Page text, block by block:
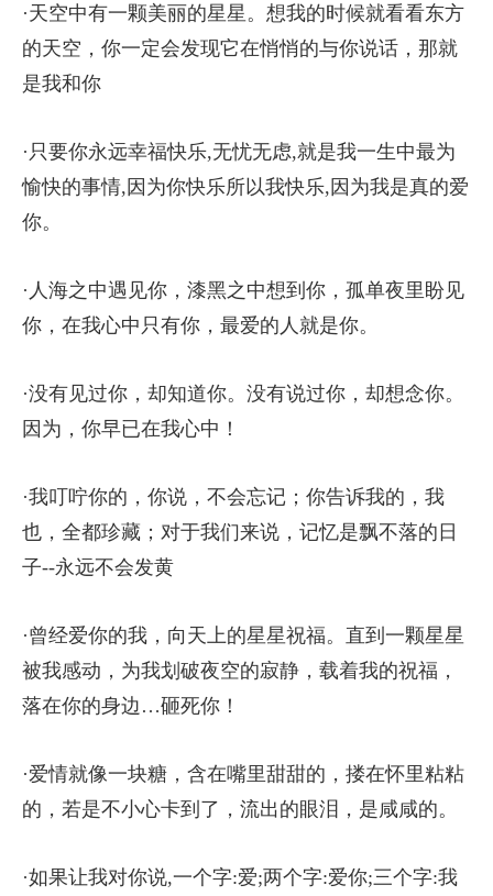
·天空中有一颗美丽的星星。想我的时候就看看东方
的天空，你一定会发现它在悄悄的与你说话，那就
是我和你
·只要你永远幸福快乐,无忧无虑,就是我一生中最为
愉快的事情,因为你快乐所以我快乐,因为我是真的爱
你。
·人海之中遇见你，漆黑之中想到你，孤单夜里盼见
你，在我心中只有你，最爱的人就是你。
·没有见过你，却知道你。没有说过你，却想念你。
因为，你早已在我心中！
·我叮咛你的，你说，不会忘记；你告诉我的，我
也，全都珍藏；对于我们来说，记忆是飘不落的日
子--永远不会发黄
·曾经爱你的我，向天上的星星祝福。直到一颗星星
被我感动，为我划破夜空的寂静，载着我的祝福，
落在你的身边…砸死你！
·爱情就像一块糖，含在嘴里甜甜的，搂在怀里粘粘
的，若是不小心卡到了，流出的眼泪，是咸咸的。
·如果让我对你说,一个字:爱;两个字:爱你;三个字:我